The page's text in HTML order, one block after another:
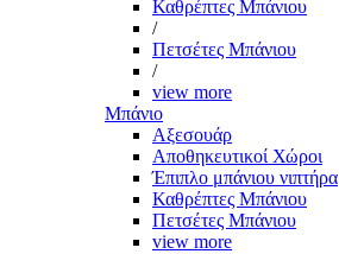
Καθρέπτες Μπάνιου
/
Πετσέτες Μπάνιου
/
view more
Μπάνιο
Αξεσουάρ
Αποθηκευτικοί Χώροι
Έπιπλο μπάνιου νιπτήρα
Καθρέπτες Μπάνιου
Πετσέτες Μπάνιου
view more